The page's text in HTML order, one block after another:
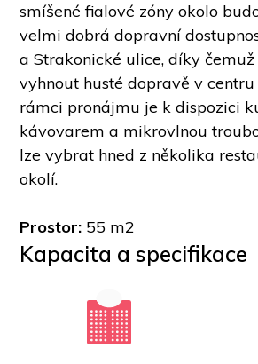
smíšené fialové zóny okolo
velmi dobrá dopravní
a Strakonické ulice, díky čemuž
vyhnout husté dopravě v
rámci pronájmu je k dispozici
kávovarem a mikrovlnou
lze vybrat hned z několika
okolí.
Prostor: 55 m2
Kapacita a specifikace